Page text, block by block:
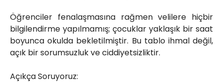
Öğrenciler fenalaşmasına rağmen velilere hiçbir
bilgilendirme yapılmamış; çocuklar yaklaşık bir saat
boyunca okulda bekletilmiştir. Bu tablo ihmal değil,
açık bir sorumsuzluk ve ciddiyetsizliktir.
Açıkça Soruyoruz: